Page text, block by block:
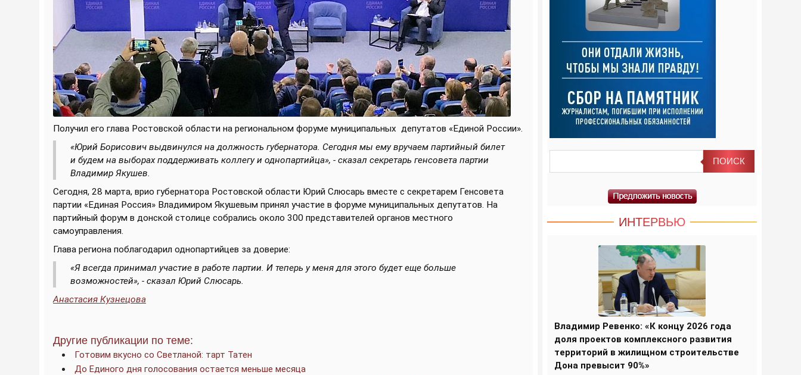
Получил его глава Ростовской области на региональном форуме муниципальных депутатов «Единой России».
«Юрий Борисович выдвинулся на должность губернатора. Сегодня мы ему вручаем партийный билет
и будем на выборах поддерживать коллегу и однопартийца», - сказал секретарь генсовета партии
Владимир Якушев.
Сегодня, 28 марта, врио губернатора Ростовской области Юрий Слюсарь вместе с секретарем Генсовета
партии «Единая Россия» Владимиром Якушевым принял участие в форуме муниципальных депутатов. На
партийный форум в донской столице собрались около 300 представителей органов местного
самоуправления.
Глава региона поблагодарил однопартийцев за доверие:
«Я всегда принимал участие в работе партии. И теперь у меня для этого будет еще больше
возможностей», - сказал Юрий Слюсарь.
Анастасия Кузнецова
Другие публикации по теме:
Готовим вкусно со Светланой: тарт Татен
До Единого дня голосования остается меньше месяца
ИНТЕРВЬЮ
Владимир Ревенко: «К концу 2026 года
доля проектов комплексного развития
территорий в жилищном строительстве
Дона превысит 90%»